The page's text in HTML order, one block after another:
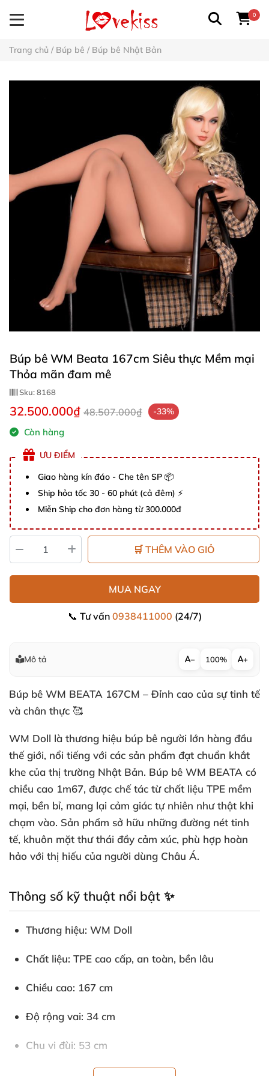
0
Trang chủ / Búp bê / Búp bê Nhật Bản
Búp bê WM Beata 167cm Siêu thực Mềm mại
Thỏa mãn đam mê
Sku:8168
32.500.000₫ 48.507.000₫ -33%
Còn hàng
ƯU ĐIỂM
Giao hàng kín đáo - Che tên SP 📦
Ship hỏa tốc 30 - 60 phút (cả đêm) ⚡
Miễn Ship cho đơn hàng từ 300.000đ
🛒 THÊM VÀO GIỎ
MUA NGAY
📞 Tư vấn 0938411000 (24/7)
Mô tả − 100% +
Búp bê WM BEATA 167CM – Đỉnh cao của sự tinh tế
và chân thực 🥰
WM Doll là thương hiệu búp bê người lớn hàng đầu
thế giới, nổi tiếng với các sản phẩm đạt chuẩn khắt
khe của thị trường Nhật Bản. Búp bê WM BEATA có
chiều cao 1m67, được chế tác từ chất liệu TPE mềm
mại, bền bỉ, mang lại cảm giác tự nhiên như thật khi
chạm vào. Sản phẩm sở hữu những đường nét tinh
tế, khuôn mặt thư thái đầy cảm xúc, phù hợp hoàn
hảo với thị hiếu của người dùng Châu Á.
Thông số kỹ thuật nổi bật ✨
Thương hiệu: WM Doll
Chất liệu: TPE cao cấp, an toàn, bền lâu
Chiều cao: 167 cm
Độ rộng vai: 34 cm
Chu vi đùi: 53 cm